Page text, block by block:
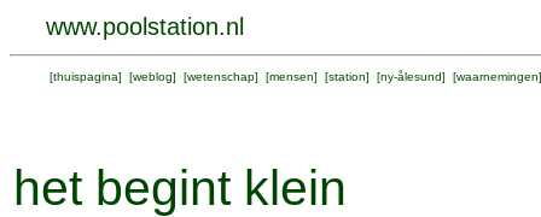
www.poolstation.nl
[thuispagina] [weblog] [wetenschap] [mensen] [station] [ny-ålesund] [waarnemingen
het begint klein